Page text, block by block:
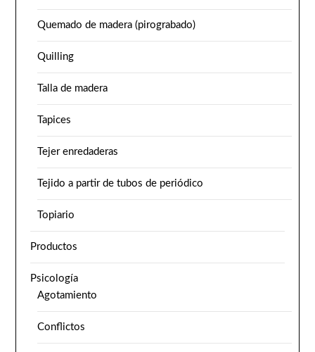
Quemado de madera (pirograbado)
Quilling
Talla de madera
Tapices
Tejer enredaderas
Tejido a partir de tubos de periódico
Topiario
Productos
Psicología
Agotamiento
Conflictos